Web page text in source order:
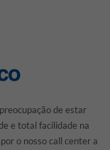
de estar
e total facilidade na
o nosso call center a